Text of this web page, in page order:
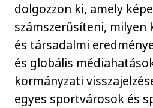
dolgozzon ki, amely
számszerűsíteni, milyen
és társadalmi
és globális
kormányzati
egyes sportvárosok és